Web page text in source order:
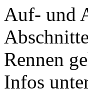
Auf- und
Rennen
Infos